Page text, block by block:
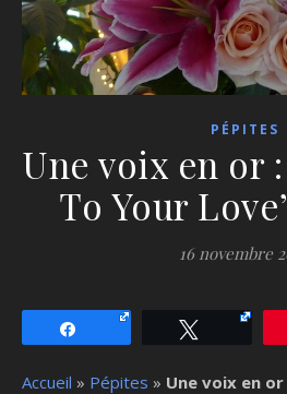
PÉPITES
Une voix en or
To Your
16 novembre
Accueil » Pépites » Une voix en